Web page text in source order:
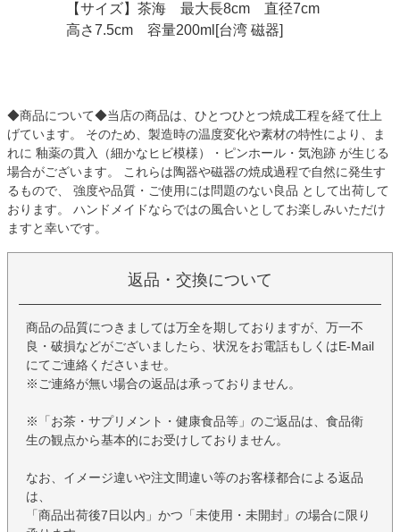
【サイズ】茶海 最大長8cm 直径7cm
高さ7.5cm 容量200ml[台湾 磁器]
◆商品について◆当店の商品は、ひとつひとつ焼成工程を経て仕上
げています。 そのため、製造時の温度変化や素材の特性により、ま
れに 釉薬の貫入（細かなヒビ模様）・ピンホール・気泡跡 が生じる
場合がございます。 これらは陶器や磁器の焼成過程で自然に発生す
るもので、 強度や品質・ご使用には問題のない良品 として出荷して
おります。 ハンドメイドならではの風合いとしてお楽しみいただけ
ますと幸いです。
返品・交換について
商品の品質につきましては万全を期しておりますが、万一不
良・破損などがございましたら、状況をお電話もしくはE-Mail
にてご連絡くださいませ。
※ご連絡が無い場合の返品は承っておりません。
※「お茶・サプリメント・健康食品等」のご返品は、食品衛
生の観点から基本的にお受けしておりません。
なお、イメージ違いや注文間違い等のお客様都合による返品
は、
「商品出荷後7日以内」かつ「未使用・未開封」の場合に限り